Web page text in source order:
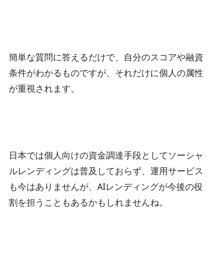
簡単な質問に答えるだけで、自分のスコアや融資
条件がわかるものですが、それだけに個人の属性
が重視されます。
日本では個人向けの資金調達手段としてソーシャ
ルレンディングは普及しておらず、運用サービス
も今はありませんが、AIレンディングが今後の役
割を担うこともあるかもしれませんね。